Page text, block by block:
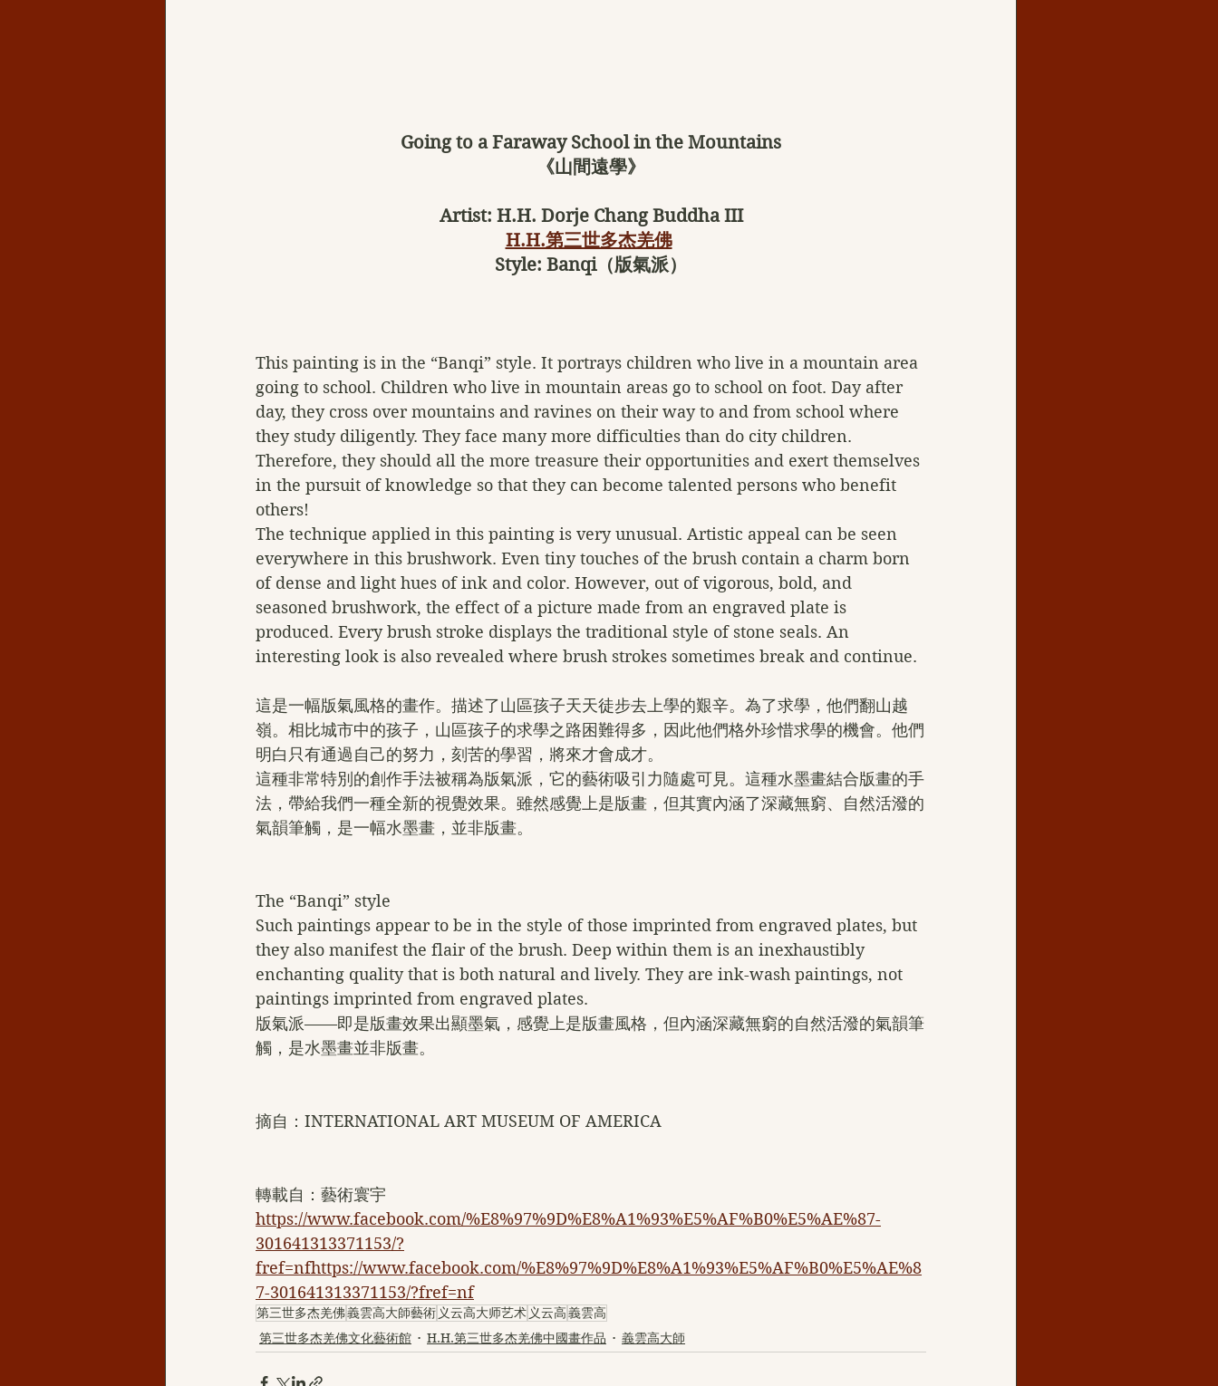
Going to a Faraway School in the Mountains
《山間遠學》
Artist: H.H. Dorje Chang Buddha III
H.H.第三世多杰羌佛
Style: Banqi（版氣派）
This painting is in the “Banqi” style. It portrays children who live in a mountain area
going to school. Children who live in mountain areas go to school on foot. Day after
day, they cross over mountains and ravines on their way to and from school where
they study diligently. They face many more difficulties than do city children.
Therefore, they should all the more treasure their opportunities and exert themselves
in the pursuit of knowledge so that they can become talented persons who benefit
others!
The technique applied in this painting is very unusual. Artistic appeal can be seen
everywhere in this brushwork. Even tiny touches of the brush contain a charm born
of dense and light hues of ink and color. However, out of vigorous, bold, and
seasoned brushwork, the effect of a picture made from an engraved plate is
produced. Every brush stroke displays the traditional style of stone seals. An
interesting look is also revealed where brush strokes sometimes break and continue.
這是一幅版氣風格的畫作。描述了山區孩子天天徒步去上學的艱辛。為了求學，他們翻山越
嶺。相比城市中的孩子，山區孩子的求學之路困難得多，因此他們格外珍惜求學的機會。他們
明白只有通過自己的努力，刻苦的學習，將來才會成才。
這種非常特別的創作手法被稱為版氣派，它的藝術吸引力隨處可見。這種水墨畫結合版畫的手
法，帶給我們一種全新的視覺效果。雖然感覺上是版畫，但其實內涵了深藏無窮、自然活潑的
氣韻筆觸，是一幅水墨畫，並非版畫。
The “Banqi” style
Such paintings appear to be in the style of those imprinted from engraved plates, but
they also manifest the flair of the brush. Deep within them is an inexhaustibly
enchanting quality that is both natural and lively. They are ink-wash paintings, not
paintings imprinted from engraved plates.
版氣派——即是版畫效果出顯墨氣，感覺上是版畫風格，但內涵深藏無窮的自然活潑的氣韻筆
觸，是水墨畫並非版畫。
摘自：INTERNATIONAL ART MUSEUM OF AMERICA
轉載自：藝術寰宇
https://www.facebook.com/%E8%97%9D%E8%A1%93%E5%AF%B0%E5%AE%87-
301641313371153/?
fref=nfhttps://www.facebook.com/%E8%97%9D%E8%A1%93%E5%AF%B0%E5%AE%8
7-301641313371153/?fref=nf
第三世多杰羌佛義雲高大師藝術 义云高大师艺术 义云高義雲高
第三世多杰羌佛文化藝術館
H.H.第三世多杰羌佛中國畫作品 義雲高大師